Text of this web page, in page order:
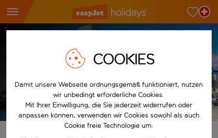
Malmö Städtereise
Es gelten die AGB
COOKIES
Damit unsere Webseite ordnungsgemäß funktioniert, nutzen
wir unbedingt erforderliche Cookies.
Mit Ihrer Einwilligung, die Sie jederzeit widerrufen oder
anpassen können, verwenden wir Cookies sowohl als auch
Cookie freie Technologie um: